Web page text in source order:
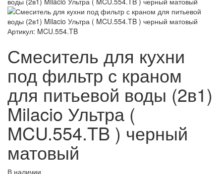
Артикул: MCU.554.TB
Смеситель для кухни
под фильтр с краном
для питьевой воды (2в1)
Milacio Ультра (
MCU.554.TB ) черный
матовый
В наличии